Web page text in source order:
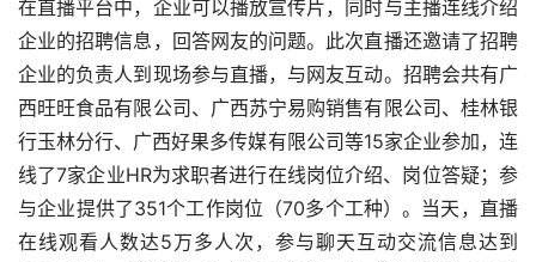
在直播平台中，企业可以播放宣传片，同时与主播连线介绍
企业的招聘信息，回答网友的问题。此次直播还邀请了招聘
企业的负责人到现场参与直播，与网友互动。招聘会共有广
西旺旺食品有限公司、广西苏宁易购销售有限公司、桂林银
行玉林分行、广西好果多传媒有限公司等15家企业参加，连
线了7家企业HR为求职者进行在线岗位介绍、岗位答疑；参
与企业提供了351个工作岗位（70多个工种）。当天，直播
在线观看人数达5万多人次，参与聊天互动交流信息达到